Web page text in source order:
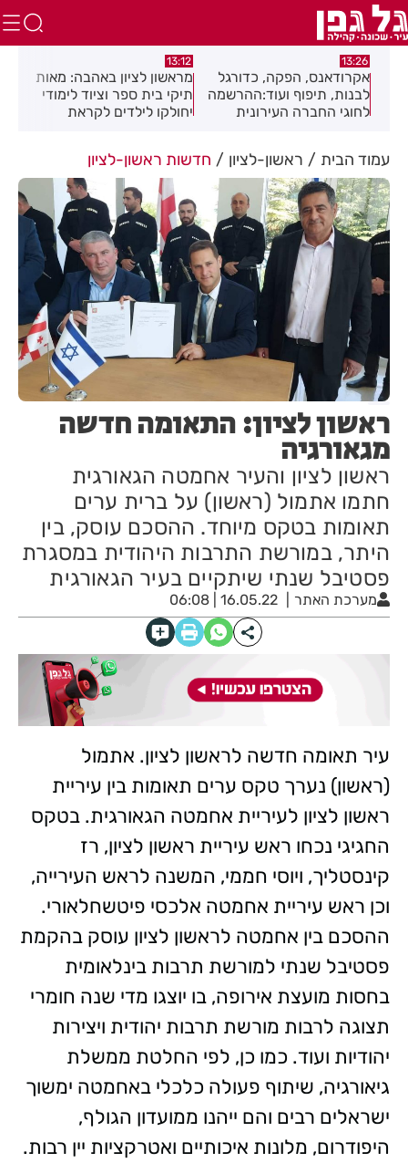
13:12
מראשון לציון באהבה: מאות
תיקי בית ספר וציוד לימודי
יחולקו לילדים לקראת
12:01
חגיגה תימנית בחולון:
מוזיקה, מסורת וטעמים
בפסטיבל "עדות"
עמוד הבית ראשון-לציון חדשות ראשון-לציון
ראשון לציון: התאומה חדשה
מגאורגיה
ראשון לציון והעיר אחמטה הגאורגית
חתמו אתמול (ראשון) על ברית ערים
תאומות בטקס מיוחד. ההסכם עוסק, בין
היתר, במורשת התרבות היהודית במסגרת
פסטיבל שנתי שיתקיים בעיר הגאורגית
מערכת האתר 16.05.22 | 06:08
עיר תאומה חדשה לראשון לציון. אתמול
(ראשון) נערך טקס ערים תאומות בין עיריית
ראשון לציון לעיריית אחמטה הגאורגית. בטקס
החגיגי נכחו ראש עיריית ראשון לציון, רז
קינסטליך, ויוסי חממי, המשנה לראש העירייה,
וכן ראש עיריית אחמטה אלכסי פיטשחלאורי.
ההסכם בין אחמטה לראשון לציון עוסק בהקמת
פסטיבל שנתי למורשת תרבות בינלאומית
בחסות מועצת אירופה, בו יוצגו מדי שנה חומרי
תצוגה לרבות מורשת תרבות יהודית ויצירות
יהודיות ועוד. כמו כן, לפי החלטת ממשלת
גיאורגיה, שיתוף פעולה כלכלי באחמטה ימשוך
ישראלים רבים והם ייהנו ממועדון הגולף,
היפודרום, מלונות איכותיים ואטרקציות יין רבות.